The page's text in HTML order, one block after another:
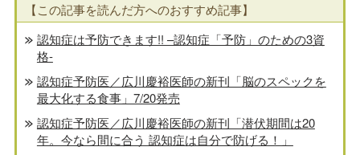
【この記事を読んだ方へのおすすめ記事】
認知症は予防できます!! –認知症「予防」のための3資
格-
認知症予防医／広川慶裕医師の新刊「脳のスペックを
最大化する食事」7/20発売
認知症予防医／広川慶裕医師の新刊「潜伏期間は20
年。今なら間に合う 認知症は自分で防げる！」